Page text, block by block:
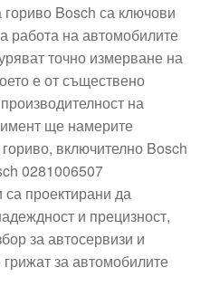
Bosch са ключови
работа на автомобилите
точно измерване на
е от съществено
на
ще намерите
включително Bosch
0281006507
проектирани да
и прецизност,
за автосервизи и
за автомобилите